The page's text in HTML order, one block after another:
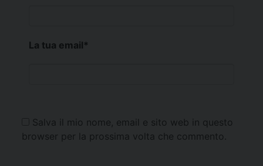
La tua email*
Salva il mio nome, email e sito web in questo
browser per la prossima volta che commento.